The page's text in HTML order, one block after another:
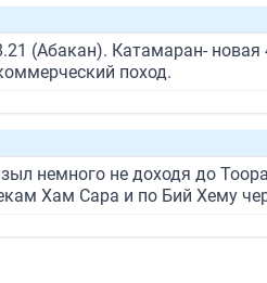
(Абакан). Катамаран-
поход.
немного не доходя до
Хам Сара и по Бий Хему